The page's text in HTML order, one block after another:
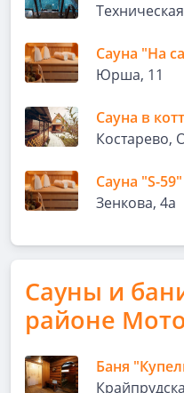
Сауна "На
Юрша, 11
Сауна в
Костарево,
Сауна "S-59"
Зенкова, 4а
Сауны и
районе
Баня